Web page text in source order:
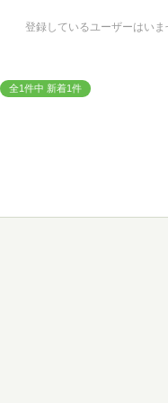
登録しているユーザーはいま
全1件中 新着1件